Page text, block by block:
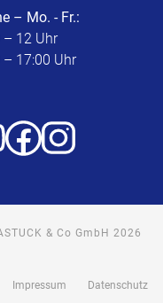
– Mo. - Fr.:
– 12 Uhr
– 17:00 Uhr
& Co GmbH 2026
Impressum Datenschutz